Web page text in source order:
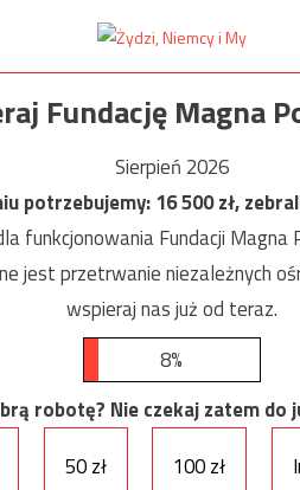
Fundację Magna
Sierpień 2026
potrzebujemy:16 500zł,
funkcjonowania Fundacji Magna
jest przetrwanie niezależnych
wspieraj nas już od teraz.
8%
robotę? Nie czekaj zatem do
50 zł 100 zł